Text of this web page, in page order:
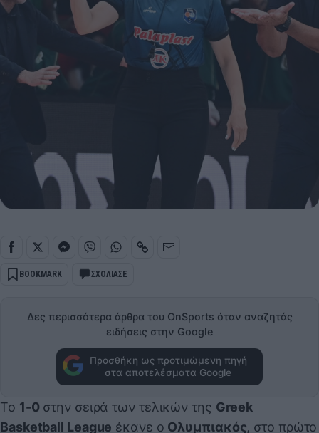
BOOKMARK ΣΧΟΛΙΑΣΕ
Δες περισσότερα άρθρα του OnSports όταν αναζητάς
ειδήσεις στην Google
Προσθήκη ως προτιμώμενη πηγή
στα αποτελέσματα Google
Το 1-0στην σειρά των τελικών της Greek
Basketball League έκανε ο Ολυμπιακός, στο πρώτο